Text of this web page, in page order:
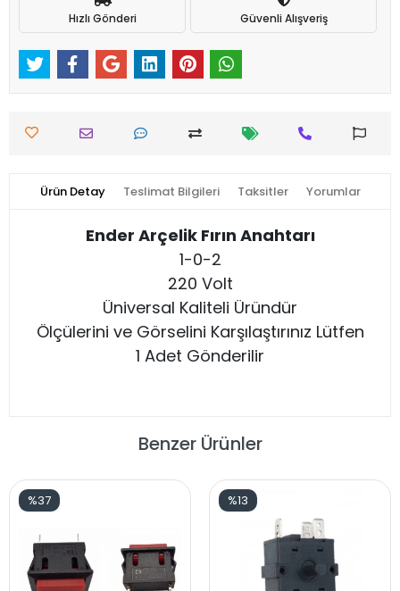
Hızlı Gönderi Güvenli Alışveriş
Ürün Detay Teslimat Bilgileri Taksitler Yorumlar
Ender Arçelik Fırın Anahtarı
1-0-2
220 Volt
Üniversal Kaliteli Üründür
Ölçülerini ve Görselini Karşılaştırınız Lütfen
1 Adet Gönderilir
Benzer Ürünler
%37 %13